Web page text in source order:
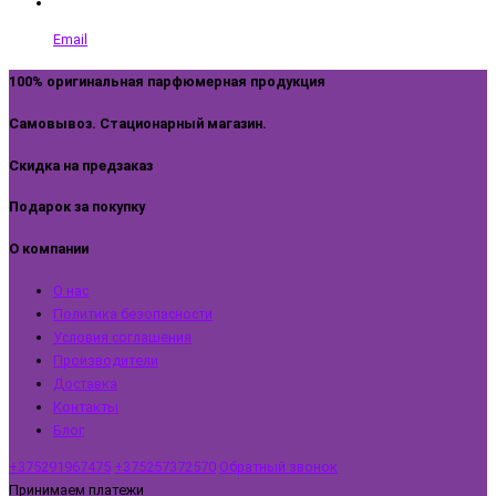
Email
100% оригинальная парфюмерная продукция
Самовывоз. Стационарный магазин.
Скидка на предзаказ
Подарок за покупку
О компании
О нас
Политика безопасности
Условия соглашения
Производители
Доставка
Контакты
Блог
+375291967475 +375257372570 Обратный звонок
Принимаем платежи